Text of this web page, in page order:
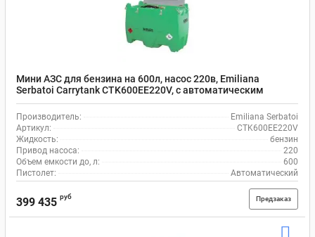
Мини АЗС для бензина на 600л, насос 220в, Emiliana
Serbatoi Carrytank CTK600EE220V, с автоматическим
пистолетом и шлангом на 4 м
Производитель:
Emiliana Serbatoi
Артикул:
CTK600EE220V
Жидкость:
бензин
Привод насоса:
220
Объем емкости до, л:
600
Пистолет:
Автоматический
399 435 руб Предзаказ